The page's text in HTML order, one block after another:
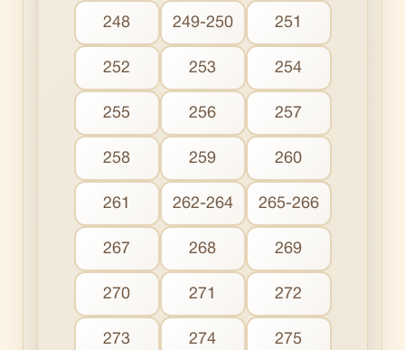
248 249-250 251
252 253 254
255 256 257
258 259 260
261 262-264 265-266
267 268 269
270 271 272
273 274 275